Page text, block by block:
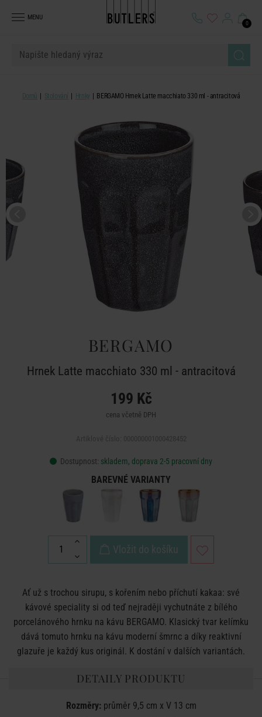
MENU
0
Domů Stolování Hrnky BERGAMO Hrnek Latte macchiato 330 ml - antracitová
BERGAMO
Hrnek Latte macchiato 330 ml - antracitová
199 Kč
cena včetně DPH
Dostupnost: skladem, doprava 2-5 pracovní dny
BAREVNÉ VARIANTY
Vložit do košíku
Ať už s trochou sirupu, s kořením nebo příchutí kakaa: své
kávové speciality si od teď nejraději vychutnáte z bílého
porcelánového hrnku na kávu BERGAMO. Klasický tvar kelímku
dává tomuto hrnku na kávu moderní šmrnc a díky reaktivní
glazuře je každý kus originál. K dostání v dalších variantách.
DETAILY PRODUKTU
Rozměry:průměr 9,5 cm x V 13 cm